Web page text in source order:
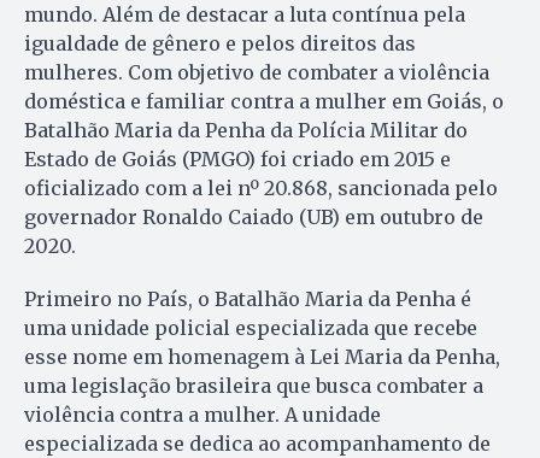
mundo. Além de destacar a luta contínua pela
igualdade de gênero e pelos direitos das
mulheres. Com objetivo de combater a violência
doméstica e familiar contra a mulher em Goiás, o
Batalhão Maria da Penha da Polícia Militar do
Estado de Goiás (PMGO) foi criado em 2015 e
oficializado com a lei nº 20.868, sancionada pelo
governador Ronaldo Caiado (UB) em outubro de
2020.
Primeiro no País, o Batalhão Maria da Penha é
uma unidade policial especializada que recebe
esse nome em homenagem à Lei Maria da Penha,
uma legislação brasileira que busca combater a
violência contra a mulher. A unidade
especializada se dedica ao acompanhamento de